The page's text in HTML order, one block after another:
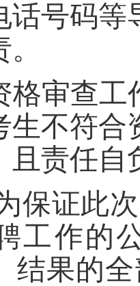
话号码等
格审查
生不符合
且责任自
保证此
工作的
结果的